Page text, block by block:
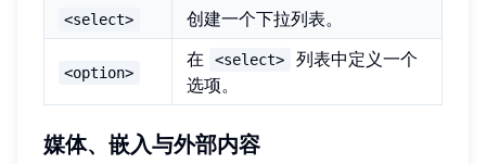
<select> 创建一个下拉列表。
<option>
在 <select>
列表中定义一个
选项。
媒体、嵌入与外部内容